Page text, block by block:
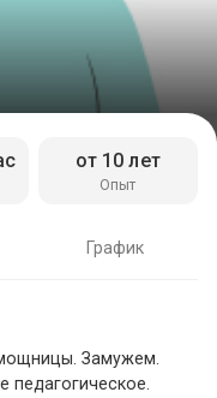
Опыт
от 10 лет
График
Замужем.